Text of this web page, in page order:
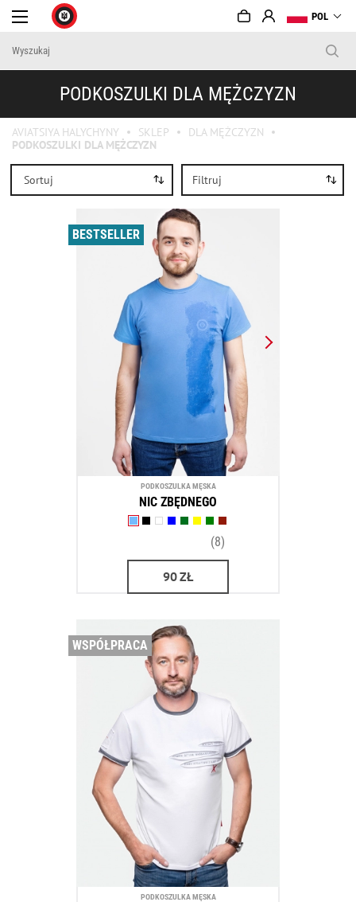
POL
PODKOSZULKI DLA MĘŻCZYZN
AVIATSIYA HALYCHYNY SKLEP
DLA MĘŻCZYZN
PODKOSZULKI DLA MĘŻCZYZN
Filtruj
Sortuj
BESTSELLER
PODKOSZULKA MĘSKA
NIC ZBĘDNEGO
(8)
90ZŁ
WSPÓŁPRACA
PODKOSZULKA MĘSKA